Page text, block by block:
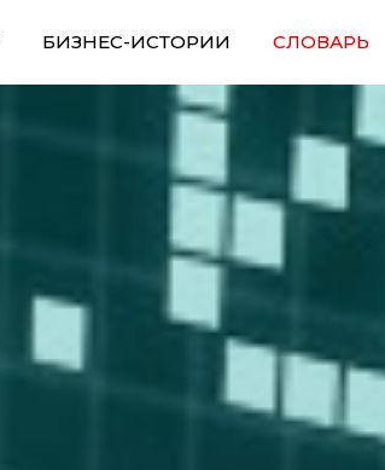
БИЗНЕС-ИСТОРИИ СЛОВАРЬ